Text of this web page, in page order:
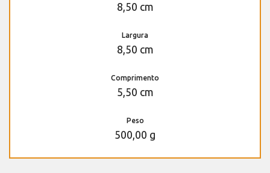
8,50 cm
Largura
8,50 cm
Comprimento
5,50 cm
Peso
500,00 g